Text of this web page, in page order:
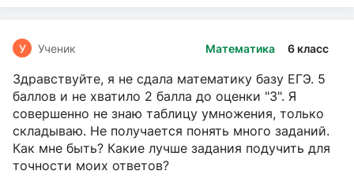
Математика 6 класс
У Ученик
Здравствуйте, я не сдала математику базу ЕГЭ. 5
баллов и не хватило 2 балла до оценки "3". Я
совершенно не знаю таблицу умножения, только
складываю. Не получается понять много заданий.
Как мне быть? Какие лучше задания подучить для
точности моих ответов?